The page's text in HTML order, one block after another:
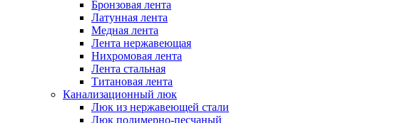
Бронзовая лента
Латунная лента
Медная лента
Лента нержавеющая
Нихромовая лента
Лента стальная
Титановая лента
Канализационный люк
Люк из нержавеющей стали
Люк полимерно-песчаный